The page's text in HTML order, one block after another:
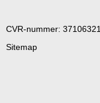
CVR-nummer: 37106321
Sitemap